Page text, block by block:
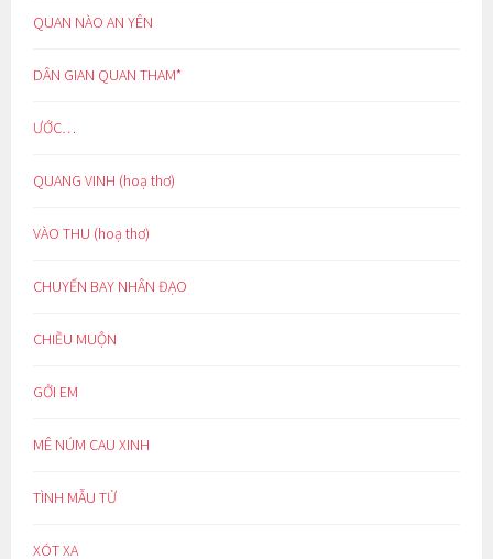
QUAN NÀO AN YÊN
DÂN GIAN QUAN THAM*
ƯỚC…
QUANG VINH (hoạ thơ)
VÀO THU (hoạ thơ)
CHUYẾN BAY NHÂN ĐẠO
CHIỀU MUỘN
GỞI EM
MÊ NÚM CAU XINH
TÌNH MẪU TỬ
XÓT XA